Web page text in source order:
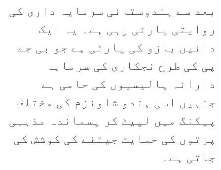
بعد سے ہندوستانی سرمایہ داری کی
روایتی پارٹی رہی ہے۔ یہ ایک
دائیں بازو کی پارٹی ہے جو بی جے
پی کی طرح نجکاری کی سرمایہ
دارانہ پالیسیوں کی حامی ہے
جنہیں اسی ہندو شاونزم کی مختلف
پیکنگ میں لپیٹ کر پسماندہ مذہبی
پرتوں کی حمایت جیتنے کی کوشش کی
جاتی ہے۔